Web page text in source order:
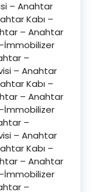
– Anahtar
Kabı –
– Anahtar
İmmobilizer
–
– Anahtar
Kabı –
– Anahtar
İmmobilizer
–
– Anahtar
Kabı –
– Anahtar
İmmobilizer
–